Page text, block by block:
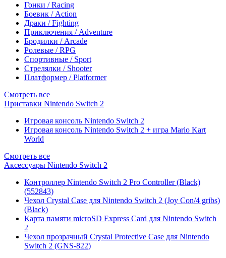
Гонки / Racing
Боевик / Action
Драки / Fighting
Приключения / Adventure
Бродилки / Arcade
Ролевые / RPG
Спортивные / Sport
Стрелялки / Shooter
Платформер / Platformer
Смотреть все
Приставки Nintendo Switch 2
Игровая консоль Nintendo Switch 2
Игровая консоль Nintendo Switch 2 + игра Mario Kart
World
Смотреть все
Аксессуары Nintendo Switch 2
Контроллер Nintendo Switch 2 Pro Controller (Black)
(552843)
Чехол Сrystal Сase для Nintendo Switch 2 (Joy Con/4 gribs)
(Black)
Карта памяти microSD Express Card для Nintendo Switch
2
Чехол прозрачный Crystal Protective Case для Nintendo
Switch 2 (GNS-822)